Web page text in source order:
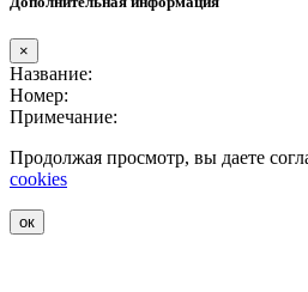
×
Название:
Номер:
Примечание:
Продолжая просмотр, вы даете
cookies
ок